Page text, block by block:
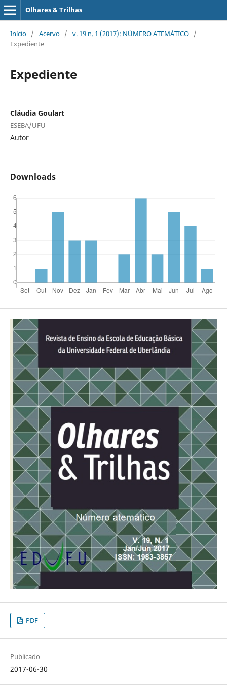
Olhares & Trilhas
Início / Acervo / v. 19 n. 1 (2017): NÚMERO ATEMÁTICO /
Expediente
Expediente
Cláudia Goulart
ESEBA/UFU
Autor
Downloads
PDF
Publicado
2017-06-30